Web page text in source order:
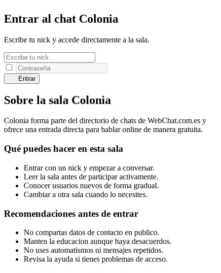
Entrar al chat Colonia
Escribe tu nick y accede directamente a la sala.
Entrar
Sobre la sala Colonia
Colonia forma parte del directorio de chats de WebChat.com.es y
ofrece una entrada directa para hablar online de manera gratuita.
Qué puedes hacer en esta sala
Entrar con un nick y empezar a conversar.
Leer la sala antes de participar activamente.
Conocer usuarios nuevos de forma gradual.
Cambiar a otra sala cuando lo necesites.
Recomendaciones antes de entrar
No compartas datos de contacto en publico.
Manten la educacion aunque haya desacuerdos.
No uses automatismos ni mensajes repetidos.
Revisa la ayuda si tienes problemas de acceso.